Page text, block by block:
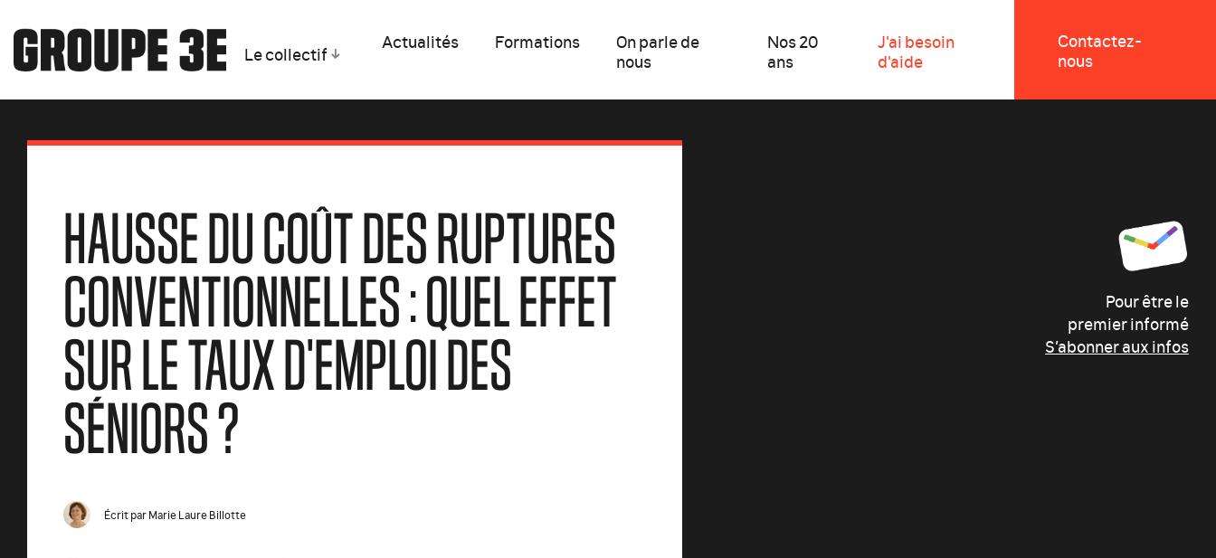
Contactez-
nous
Le collectif
Actualités Formations
On parle de
nous
Nos 20
ans
J'ai besoin
d'aide
HAUSSE DU COÛT DES RUPTURES
CONVENTIONNELLES : QUEL EFFET
SUR LE TAUX D'EMPLOI DES
SÉNIORS ?
Écrit parMarie Laure Billotte
Pour être le
premier informé
S’abonner aux infos